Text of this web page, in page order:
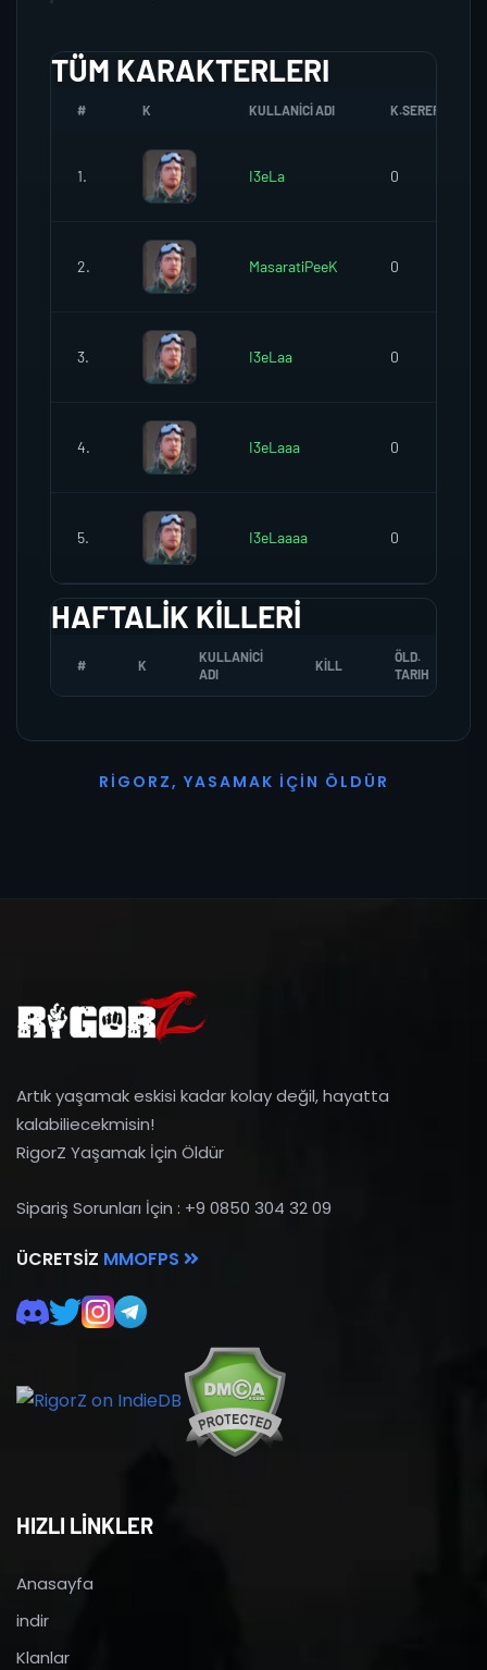
TÜM KARAKTERLERI
# K KULLANICI ADI K.SEREFI
1. I3eLa 0
2. MasaratiPeeK 0
3. I3eLaa 0
4. I3eLaaa 0
5. I3eLaaaa 0
HAFTALIK KILLERI
# K
KULLANICI
ADI
KILL
ÖLD.
TARIH
R I G O R Z, YASAMAK İ ÇI N Ö L D Ü R
Artık yaşamak eskisi kadar kolay değil, hayatta
kalabiliecekmisin!
RigorZ Yaşamak İçin Öldür
Sipariş Sorunları İçin : +9 0850 304 32 09
ÜCRETSIZ MMOFPS
HIZLI LİNKLER
Anasayfa
indir
Klanlar